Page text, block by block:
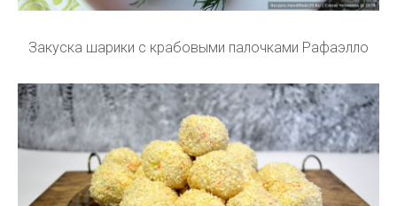
Закуска шарики с крабовыми палочками Рафаэлло